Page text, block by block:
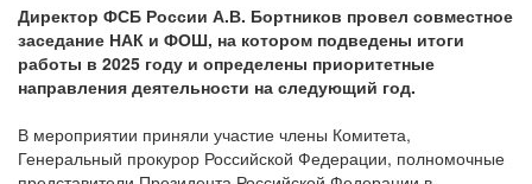
Директор ФСБ России А.В. Бортников провел совместное
заседание НАК и ФОШ, на котором подведены итоги
работы в 2025 году и определены приоритетные
направления деятельности на следующий год.
В мероприятии приняли участие члены Комитета,
Генеральный прокурор Российской Федерации, полномочные